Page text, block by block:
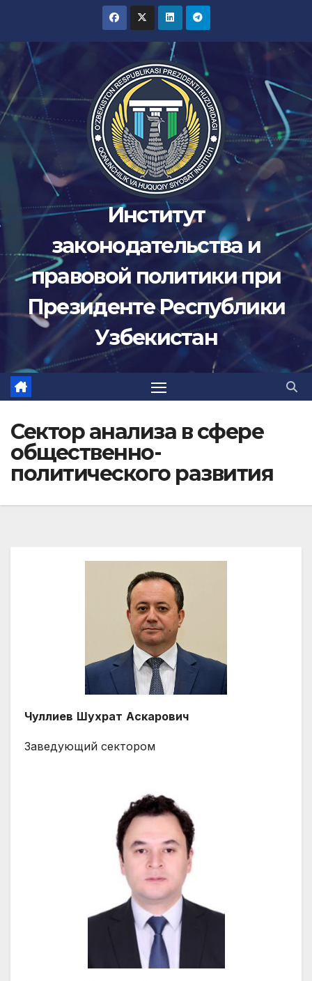
содержимому
Институт
законодательства и
правовой политики при
Президенте Республики
Узбекистан
Сектор анализа в сфере
общественно-
политического развития
Чуллиев Шухрат Аскарович
Заведующий сектором